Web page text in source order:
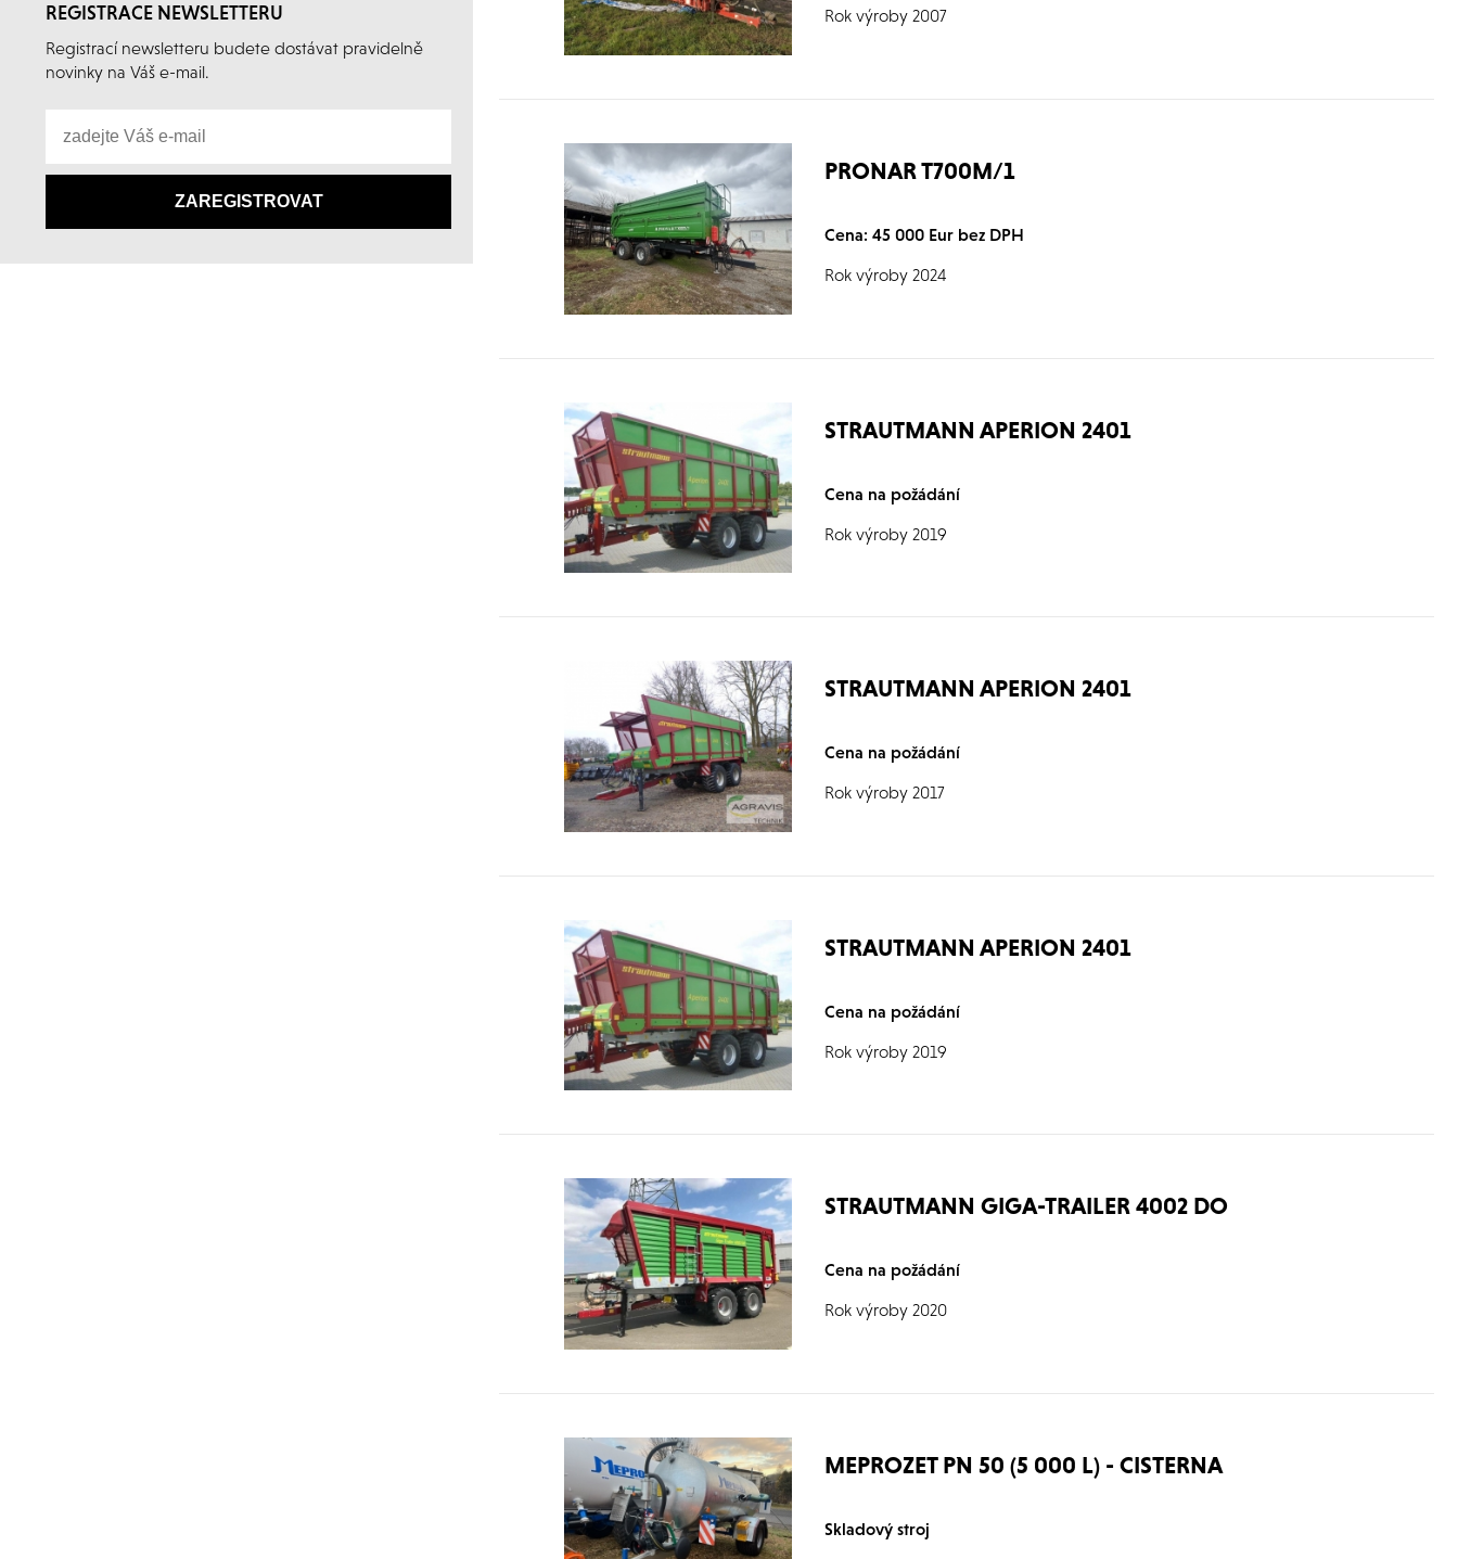
REGISTRACE NEWSLETTERU
Registrací newsletteru budete dostávat pravidelně
novinky na Váš e-mail.
Rok výroby 2007
PRONAR T700M/1
Cena: 45 000 Eur bez DPH
Rok výroby 2024
STRAUTMANN APERION 2401
Cena na požádání
Rok výroby 2019
STRAUTMANN APERION 2401
Cena na požádání
Rok výroby 2017
STRAUTMANN APERION 2401
Cena na požádání
Rok výroby 2019
STRAUTMANN GIGA-TRAILER 4002 DO
Cena na požádání
Rok výroby 2020
MEPROZET PN 50 (5 000 L) - CISTERNA
Skladový stroj